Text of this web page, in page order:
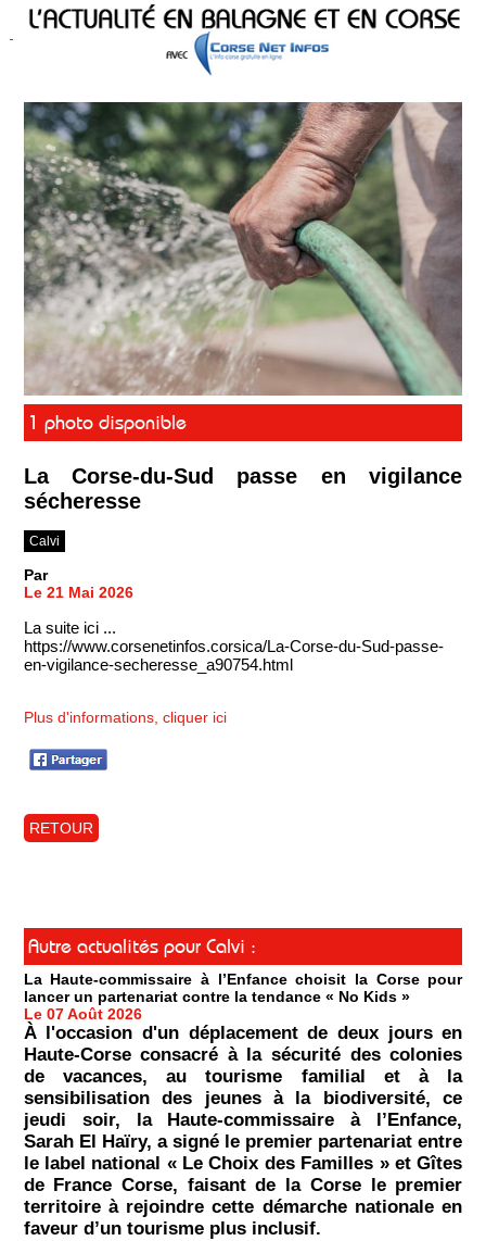
1 photo disponible
La Corse-du-Sud passe en vigilance
sécheresse
Calvi
Par
Le 21 Mai 2026
La suite ici ...
https://www.corsenetinfos.corsica/La-Corse-du-Sud-passe-
en-vigilance-secheresse_a90754.html
Plus d'informations, cliquer ici
RETOUR
Autre actualités pour Calvi :
La Haute-commissaire à l’Enfance choisit la Corse pour
lancer un partenariat contre la tendance « No Kids »
Le 07 Août 2026
À l'occasion d'un déplacement de deux jours en
Haute-Corse consacré à la sécurité des colonies
de vacances, au tourisme familial et à la
sensibilisation des jeunes à la biodiversité, ce
jeudi soir, la Haute-commissaire à l’Enfance,
Sarah El Haïry, a signé le premier partenariat entre
le label national « Le Choix des Familles » et Gîtes
de France Corse, faisant de la Corse le premier
territoire à rejoindre cette démarche nationale en
faveur d’un tourisme plus inclusif.